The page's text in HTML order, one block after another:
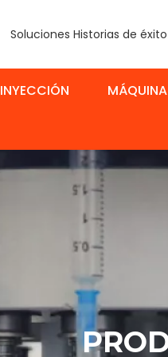
Soluciones Historias de éxito